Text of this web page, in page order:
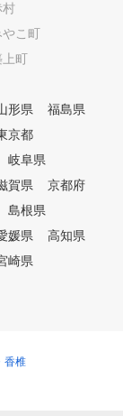
こ町
町
形県
福島県
京都
岐阜県
賀県
京都府
島根県
媛県
高知県
崎県
香椎